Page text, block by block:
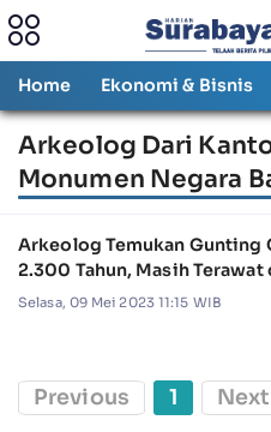
Home Ekonomi & Bisnis
Arkeolog Dari
Monumen Negara
Arkeolog Temukan Gunting
2.300 Tahun, Masih Terawat
Selasa, 09 Mei 2023 11:15 WIB
Previous 1 Next